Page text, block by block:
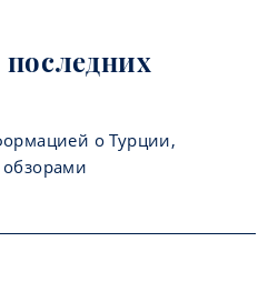
последних
о Турции,